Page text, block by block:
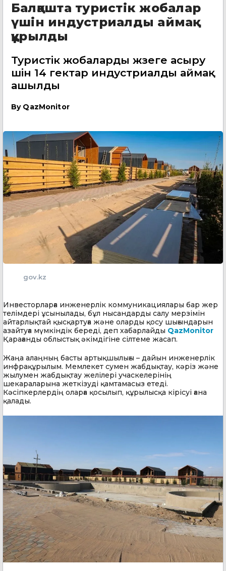
Балқашта туристік жобалар
үшін индустриалды аймақ
құрылды
Туристік жобаларды жүзеге асыру
үшін 14 гектар индустриалды аймақ
ашылды
By QazMonitor
gov.kz
Инвесторларға инженерлік коммуникациялары бар жер
телімдері ұсынылады, бұл нысандарды салу мерзімін
айтарлықтай қысқартуға және оларды қосу шығындарын
азайтуға мүмкіндік береді, деп хабарлайды QazMonitor
Қарағанды облыстық әкімдігіне сілтеме жасап.
Жаңа алаңның басты артықшылығы – дайын инженерлік
инфрақұрылым. Мемлекет сумен жабдықтау, кәріз және
жылумен жабдықтау желілері учаскелерінің
шекараларына жеткізуді қамтамасыз етеді.
Кәсіпкерлердің оларға қосылып, құрылысқа кірісуі ғана
қалады.